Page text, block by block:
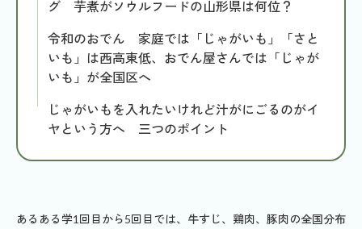
グ 芋煮がソウルフードの山形県は何位？
令和のおでん 家庭では「じゃがいも」「さと
いも」は西高東低、おでん屋さんでは「じゃが
いも」が全国区へ
じゃがいもを入れたいけれど汁がにごるのがイ
ヤという方へ 三つのポイント
あるある学1回目から5回目では、牛すじ、鶏肉、豚肉の全国分布